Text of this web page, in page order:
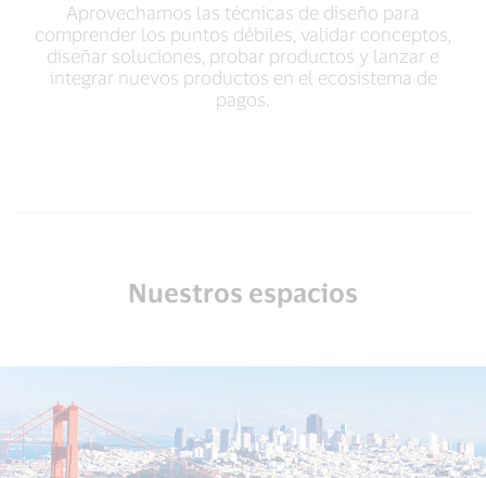
Aprovechamos las técnicas de diseño para
comprender los puntos débiles, validar conceptos,
diseñar soluciones, probar productos y lanzar e
integrar nuevos productos en el ecosistema de
pagos.
Nuestros espacios